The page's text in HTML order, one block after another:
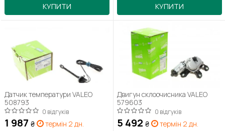
КУПИТИ КУПИТИ
Датчик температури VALEO
508793
0 відгуків
1 987 ₴ термін 2 дн.
Двигун склоочисника VALEO
579603
0 відгуків
5 492 ₴ термін 2 дн.